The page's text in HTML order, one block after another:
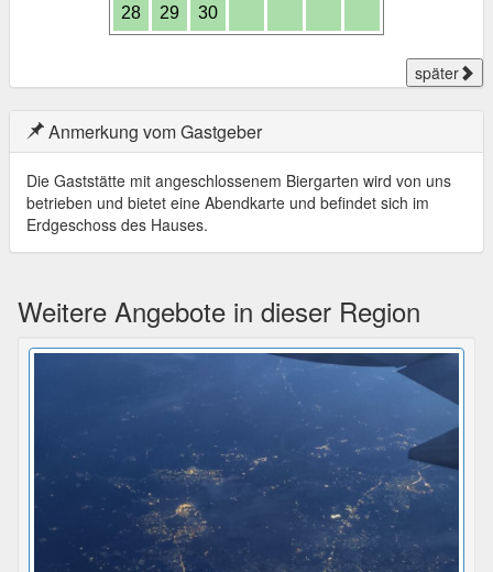
28 29 30
später
Anmerkung vom Gastgeber
Die Gaststätte mit angeschlossenem Biergarten wird von uns
betrieben und bietet eine Abendkarte und befindet sich im
Erdgeschoss des Hauses.
Weitere Angebote in dieser Region